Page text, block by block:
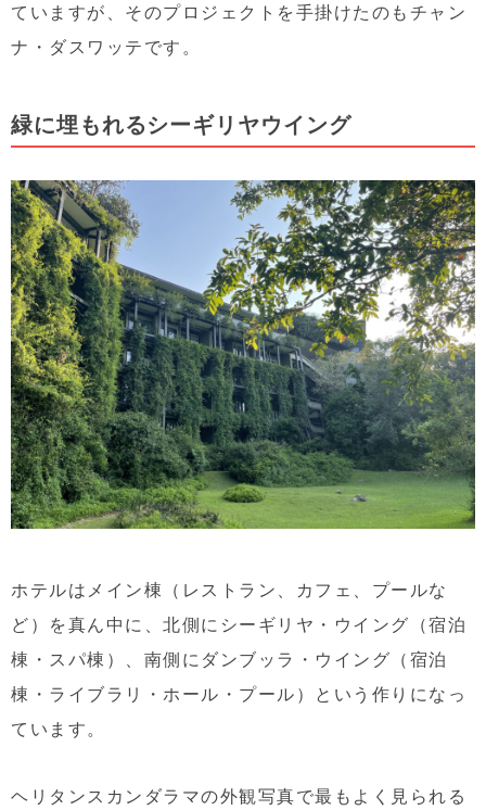
ていますが、そのプロジェクトを手掛けたのもチャン
ナ・ダスワッテです。
緑に埋もれるシーギリヤウイング
ホテルはメイン棟（レストラン、カフェ、プールな
ど）を真ん中に、北側にシーギリヤ・ウイング（宿泊
棟・スパ棟）、南側にダンブッラ・ウイング（宿泊
棟・ライブラリ・ホール・プール）という作りになっ
ています。
ヘリタンスカンダラマの外観写真で最もよく見られる